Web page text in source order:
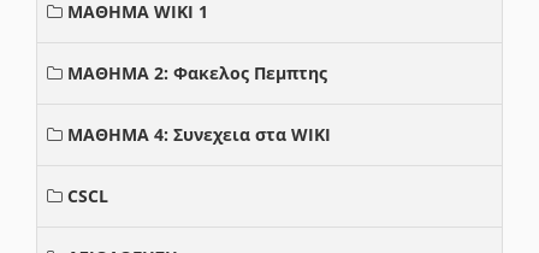
ΜΑΘΗΜΑ WIKI 1
ΜΑΘΗΜΑ 2: Φακελος Πεμπτης
ΜΑΘΗΜΑ 4: Συνεχεια στα WIKI
CSCL